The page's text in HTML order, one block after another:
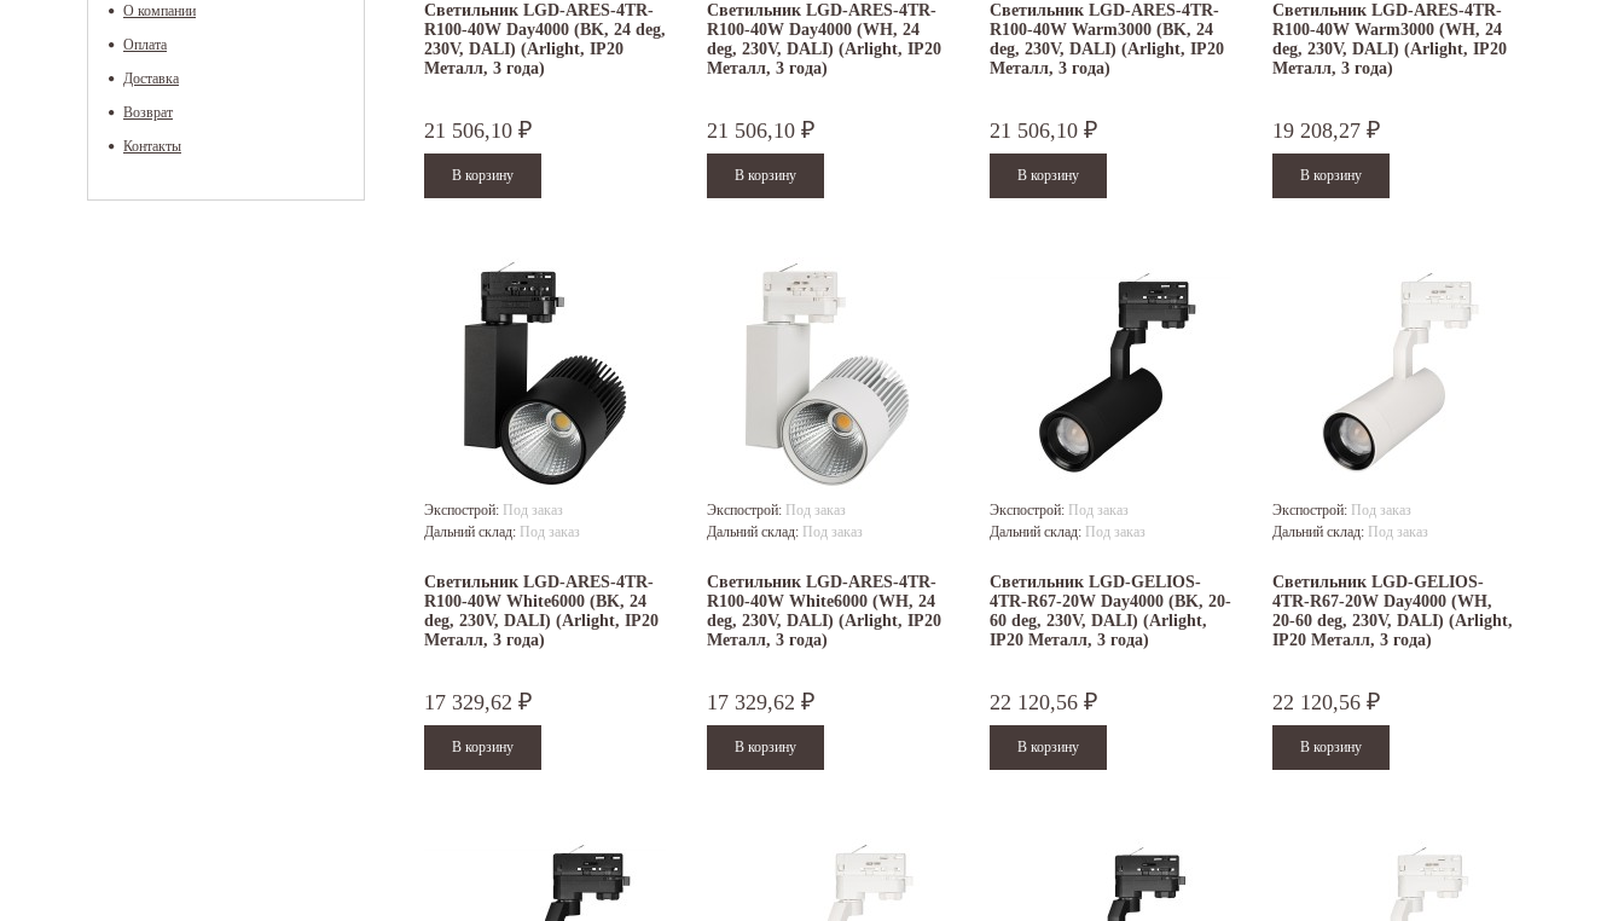
О компании
Оплата
Доставка
Возврат
Контакты
Светильник LGD-ARES-4TR-
R100-40W Day4000 (BK, 24 deg,
230V, DALI) (Arlight, IP20
Металл, 3 года)
21 506,10 ₽
Светильник LGD-ARES-4TR-
R100-40W Day4000 (WH, 24
deg, 230V, DALI) (Arlight, IP20
Металл, 3 года)
21 506,10 ₽
Светильник LGD-ARES-4TR-
R100-40W Warm3000 (BK, 24
deg, 230V, DALI) (Arlight, IP20
Металл, 3 года)
21 506,10 ₽
Светильник LGD-ARES-4TR-
R100-40W Warm3000 (WH, 24
deg, 230V, DALI) (Arlight, IP20
Металл, 3 года)
19 208,27 ₽
Экспострой: Под заказ
Дальний склад: Под заказ
Светильник LGD-ARES-4TR-
R100-40W White6000 (BK, 24
deg, 230V, DALI) (Arlight, IP20
Металл, 3 года)
17 329,62 ₽
Экспострой: Под заказ
Дальний склад: Под заказ
Светильник LGD-ARES-4TR-
R100-40W White6000 (WH, 24
deg, 230V, DALI) (Arlight, IP20
Металл, 3 года)
17 329,62 ₽
Экспострой: Под заказ
Дальний склад: Под заказ
Светильник LGD-GELIOS-
4TR-R67-20W Day4000 (BK, 20-
60 deg, 230V, DALI) (Arlight,
IP20 Металл, 3 года)
22 120,56 ₽
Экспострой: Под заказ
Дальний склад: Под заказ
Светильник LGD-GELIOS-
4TR-R67-20W Day4000 (WH,
20-60 deg, 230V, DALI) (Arlight,
IP20 Металл, 3 года)
22 120,56 ₽